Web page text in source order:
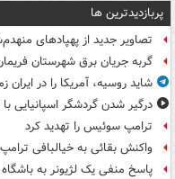
پربازدیدترین ها
تصاویر جدید از پهپادهای
گربه جریان برق شهرستان
شاید روسیه، آمریکا را در ایران
درگیر شدن گردشگر اسپانیایی
ترامپ سوئیس را تهدید کرد
واکنش بقائی به خیالبافی ترامپ
پاسخ منفی یک لژیونر به